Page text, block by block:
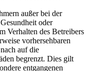
außer bei der
oder
Verhalten des Betreibers
vorhersehbaren
auf die
begrenzt. Dies gilt
entgangenen